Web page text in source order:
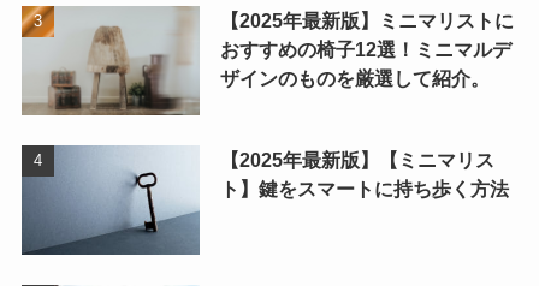
【2025年最新版】ミニマリストに
おすすめの椅子12選！ミニマルデ
ザインのものを厳選して紹介。
【2025年最新版】【ミニマリス
ト】鍵をスマートに持ち歩く方法